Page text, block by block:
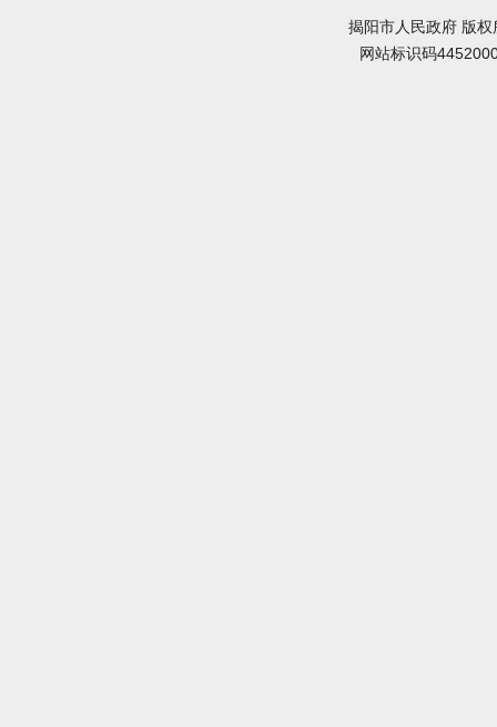
揭阳市人民政府 版
网站标识码